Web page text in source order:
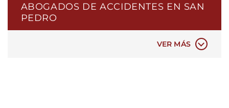
ABOGADOS DE ACCIDENTES EN SAN
PEDRO
VER MÁS